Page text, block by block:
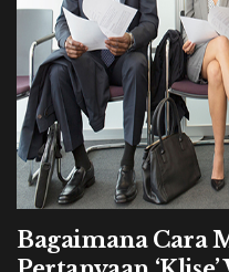
Bagaimana Cara